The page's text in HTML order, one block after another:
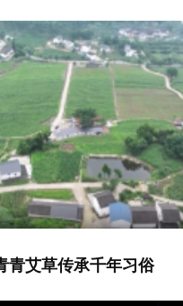
青艾草传承千年习俗